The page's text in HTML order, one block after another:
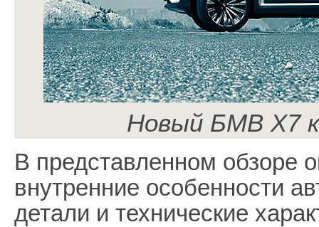
Новый БМВ Х7
В представленном обзоре
внутренние особенности
детали и технические